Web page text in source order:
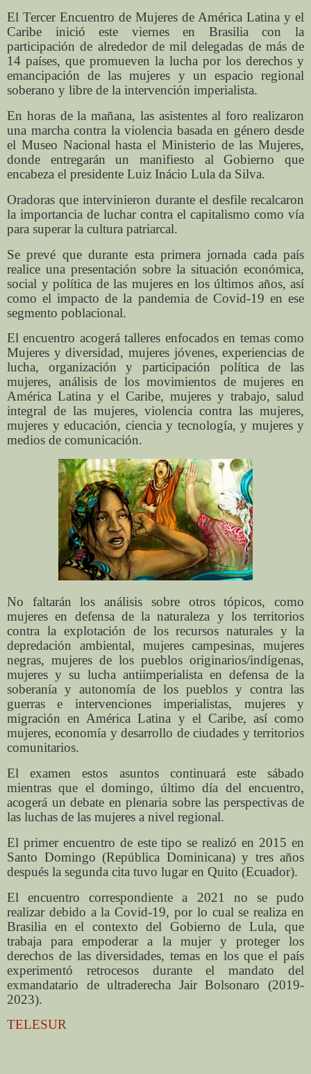
El Tercer Encuentro de Mujeres de América Latina y el
Caribe inició este viernes en Brasilia con la
participación de alrededor de mil delegadas de más de
14 países, que promueven la lucha por los derechos y
emancipación de las mujeres y un espacio regional
soberano y libre de la intervención imperialista.
En horas de la mañana, las asistentes al foro realizaron
una marcha contra la violencia basada en género desde
el Museo Nacional hasta el Ministerio de las Mujeres,
donde entregarán un manifiesto al Gobierno que
encabeza el presidente Luiz Inácio Lula da Silva.
Oradoras que intervinieron durante el desfile recalcaron
la importancia de luchar contra el capitalismo como vía
para superar la cultura patriarcal.
Se prevé que durante esta primera jornada cada país
realice una presentación sobre la situación económica,
social y política de las mujeres en los últimos años, así
como el impacto de la pandemia de Covid-19 en ese
segmento poblacional.
El encuentro acogerá talleres enfocados en temas como
Mujeres y diversidad, mujeres jóvenes, experiencias de
lucha, organización y participación política de las
mujeres, análisis de los movimientos de mujeres en
América Latina y el Caribe, mujeres y trabajo, salud
integral de las mujeres, violencia contra las mujeres,
mujeres y educación, ciencia y tecnología, y mujeres y
medios de comunicación.
No faltarán los análisis sobre otros tópicos, como
mujeres en defensa de la naturaleza y los territorios
contra la explotación de los recursos naturales y la
depredación ambiental, mujeres campesinas, mujeres
negras, mujeres de los pueblos originarios/indígenas,
mujeres y su lucha antiimperialista en defensa de la
soberanía y autonomía de los pueblos y contra las
guerras e intervenciones imperialistas, mujeres y
migración en América Latina y el Caribe, así como
mujeres, economía y desarrollo de ciudades y territorios
comunitarios.
El examen estos asuntos continuará este sábado
mientras que el domingo, último día del encuentro,
acogerá un debate en plenaria sobre las perspectivas de
las luchas de las mujeres a nivel regional.
El primer encuentro de este tipo se realizó en 2015 en
Santo Domingo (República Dominicana) y tres años
después la segunda cita tuvo lugar en Quito (Ecuador).
El encuentro correspondiente a 2021 no se pudo
realizar debido a la Covid-19, por lo cual se realiza en
Brasilia en el contexto del Gobierno de Lula, que
trabaja para empoderar a la mujer y proteger los
derechos de las diversidades, temas en los que el país
experimentó retrocesos durante el mandato del
exmandatario de ultraderecha Jair Bolsonaro (2019-
2023).
TELESUR